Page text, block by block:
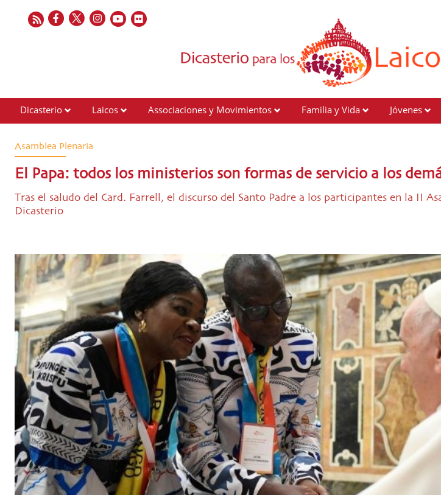
Dicasterio Laicos Associaciones y Movimientos Familia y Vida Jóvenes
Asamblea Plenaria
El Papa: todos los ministerios son formas de servicio a los
Tras el saludo del Card. Farrell, el discurso del Santo Padre a los participantes en la II
Dicasterio